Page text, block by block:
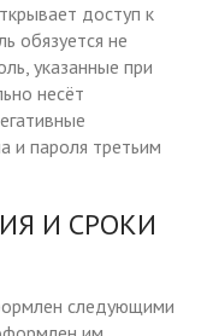
доступ к
обязуется не
указанные при
несёт
и пароля третьим
И СРОКИ
следующими